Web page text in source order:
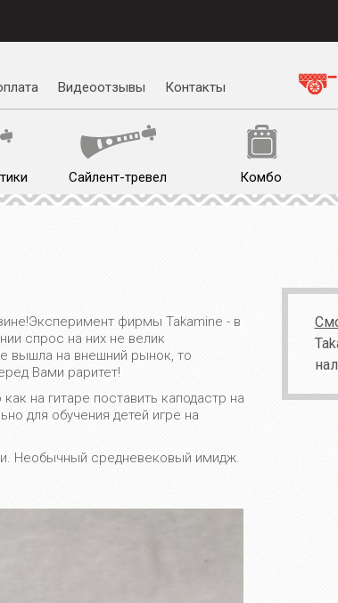
Видеоотзывы Контакты
Сайлент-тревел Комбо
фирмы Takamine - в
спрос на них не велик
вышла на внешний рынок, то
Вами раритет!
на гитаре поставить каподастр на
для обучения детей игре на
Необычный средневековый имидж.